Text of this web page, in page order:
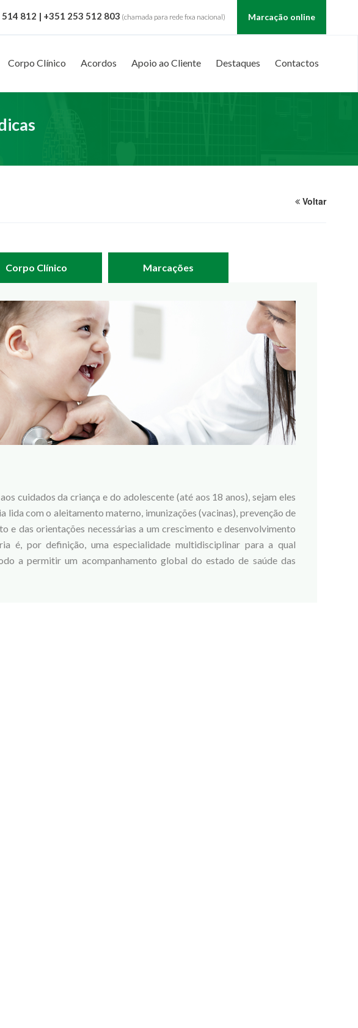
812 | +351 253 512 803 (chamada para rede fixa nacional) Marcação online
Corpo Clínico Acordos Apoio ao Cliente Destaques Contactos
Voltar
Corpo Clínico Marcações
cuidados da criança e do adolescente (até aos 18 anos), sejam eles
lida com o aleitamento materno, imunizações (vacinas), prevenção de
e das orientações necessárias a um crescimento e desenvolvimento
é, por definição, uma especialidade multidisciplinar para a qual
a permitir um acompanhamento global do estado de saúde das